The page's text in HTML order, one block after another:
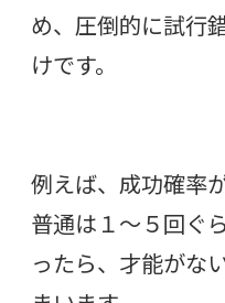
め、圧倒的に試行
けです。
例えば、成功確率
普通は１〜５回ぐ
ったら、才能がな